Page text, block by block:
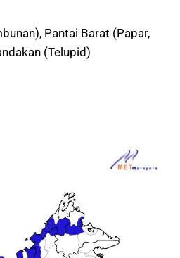
Pantai Barat (Papar,
(Telupid)